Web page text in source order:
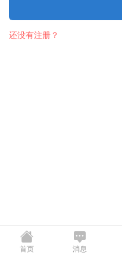
还没有注册？
首页 消息